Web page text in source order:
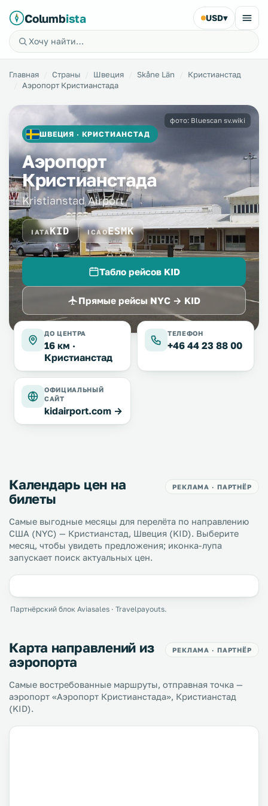
Columbista USD▾
Главная Страны Швеция Skåne Län
Кристианстад
Аэропорт Кристианстада
ШВЕЦИЯ · КРИСТИАНСТАД
Аэропорт
Кристианстада
Kristianstad Airport
IATAKID ICAOESMK
Табло рейсов KID
Прямые рейсы NYC → KID
фото: Bluescan sv.wiki
ДО ЦЕНТРА
16 км ·
Кристианстад
ТЕЛЕФОН
+46 44 23 88 00
ОФИЦИАЛЬНЫЙ
САЙТ
kidairport.com →
Календарь цен на
билеты
РЕКЛАМА · ПАРТНЁР
Самые выгодные месяцы для перелёта по направлению
США (NYC) — Кристианстад, Швеция (KID). Выберите
месяц, чтобы увидеть предложения; иконка-лупа
запускает поиск актуальных цен.
Партнёрский блок Aviasales · Travelpayouts.
Карта направлений из
аэропорта
РЕКЛАМА · ПАРТНЁР
Самые востребованные маршруты, отправная точка —
аэропорт «Аэропорт Кристианстада», Кристианстад
(KID).